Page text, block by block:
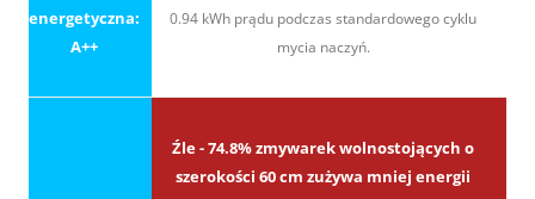
energetyczna:
A++
0.94 kWh prądu podczas standardowego cyklu
mycia naczyń.
Źle - 74.8% zmywarek wolnostojących o
szerokości 60 cm zużywa mniej energii